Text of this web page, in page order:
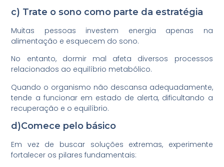
c) Trate o sono como parte da estratégia
Muitas pessoas investem energia apenas na
alimentação e esquecem do sono.
No entanto, dormir mal afeta diversos processos
relacionados ao equilíbrio metabólico.
Quando o organismo não descansa adequadamente,
tende a funcionar em estado de alerta, dificultando a
recuperação e o equilíbrio.
d)Comece pelo básico
Em vez de buscar soluções extremas, experimente
fortalecer os pilares fundamentais: